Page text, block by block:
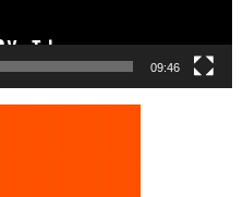
09:46